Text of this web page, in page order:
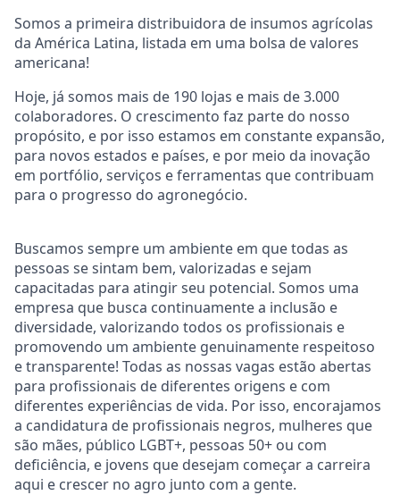
Somos a primeira distribuidora de insumos agrícolas
da América Latina, listada em uma bolsa de valores
americana!
Hoje, já somos mais de 190 lojas e mais de 3.000
colaboradores. O crescimento faz parte do nosso
propósito, e por isso estamos em constante expansão,
para novos estados e países, e por meio da inovação
em portfólio, serviços e ferramentas que contribuam
para o progresso do agronegócio.
Buscamos sempre um ambiente em que todas as
pessoas se sintam bem, valorizadas e sejam
capacitadas para atingir seu potencial. Somos uma
empresa que busca continuamente a inclusão e
diversidade, valorizando todos os profissionais e
promovendo um ambiente genuinamente respeitoso
e transparente! Todas as nossas vagas estão abertas
para profissionais de diferentes origens e com
diferentes experiências de vida. Por isso, encorajamos
a candidatura de profissionais negros, mulheres que
são mães, público LGBT+, pessoas 50+ ou com
deficiência, e jovens que desejam começar a carreira
aqui e crescer no agro junto com a gente.